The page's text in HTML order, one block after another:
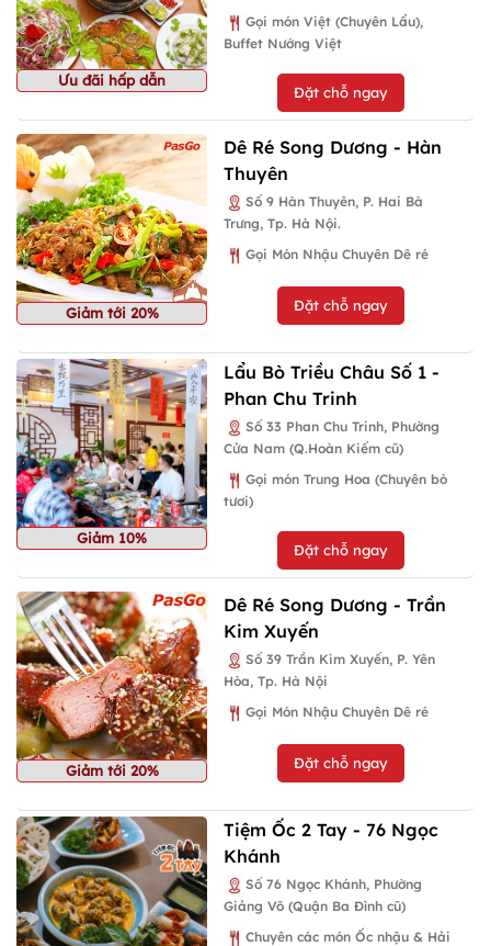
Ưu đãi hấp dẫn
Gọi món Việt (Chuyên Lẩu),
Buffet Nướng Việt
Đặt chỗ ngay
Giảm tới 20%
Dê Ré Song Dương - Hàn
Thuyên
Số 9 Hàn Thuyên, P. Hai Bà
Trưng, Tp. Hà Nội.
Gọi Món Nhậu Chuyên Dê ré
Đặt chỗ ngay
Giảm 10%
Lẩu Bò Triều Châu Số 1 -
Phan Chu Trinh
Số 33 Phan Chu Trinh, Phường
Cửa Nam (Q.Hoàn Kiếm cũ)
Gọi món Trung Hoa (Chuyên bò
tươi)
Đặt chỗ ngay
Giảm tới 20%
Dê Ré Song Dương - Trần
Kim Xuyến
Số 39 Trần Kim Xuyến, P. Yên
Hòa, Tp. Hà Nội
Gọi Món Nhậu Chuyên Dê ré
Đặt chỗ ngay
Tiệm Ốc 2 Tay - 76 Ngọc
Khánh
Số 76 Ngọc Khánh, Phường
Giảng Võ (Quận Ba Đình cũ)
Chuyên các món Ốc nhậu & Hải